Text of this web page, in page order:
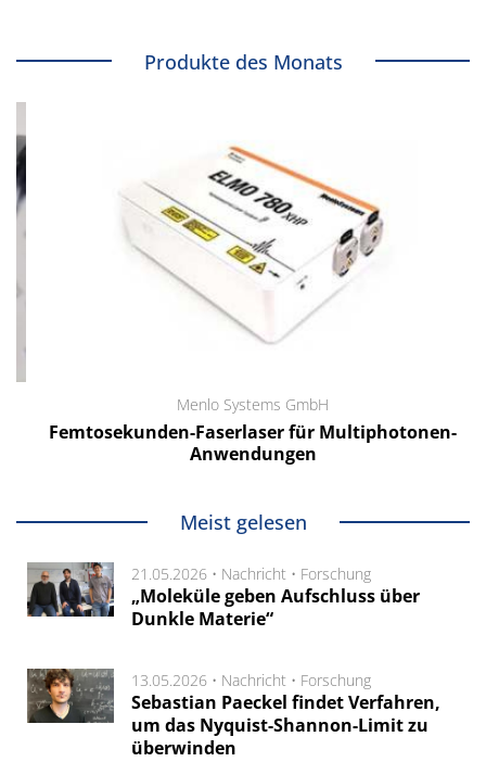
Produkte des Monats
Menlo Systems GmbH
Femtosekunden-Faserlaser für Multiphotonen-
Anwendungen
Meist gelesen
21.05.2026 • Nachricht • Forschung
„Moleküle geben Aufschluss über
Dunkle Materie“
13.05.2026 • Nachricht • Forschung
Sebastian Paeckel findet Verfahren,
um das Nyquist-Shannon-Limit zu
überwinden